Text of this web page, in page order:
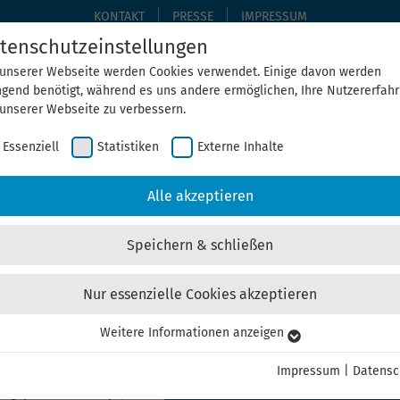
KONTAKT PRESSE IMPRESSUM
THEGA ERLEBEN ÜBER UNS
Webseite werden Cookies verwendet. Einige davon werden
benötigt, während es uns andere ermöglichen, Ihre
Webseite zu verbessern.
Essenziell Statistiken Externe Inhalte
Alle akzeptieren
Speichern & schließen
Nur essenzielle Cookies akzeptieren
Cookies werden für grundlegende Funktionen der Webseite
Weitere Informationen anzeigen
Impressum